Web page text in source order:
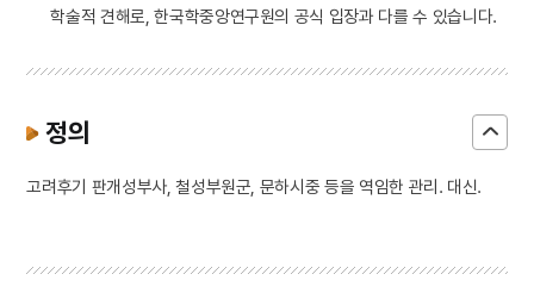
학술적 견해로, 한국학중앙연구원의 공식 입장과 다를 수 있습니다.
정의
고려후기 판개성부사, 철성부원군, 문하시중 등을 역임한 관리. 대신.